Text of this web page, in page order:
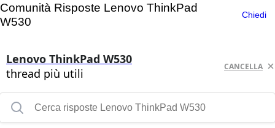
Comunità Risposte Lenovo ThinkPad
W530
Chiedi
Lenovo ThinkPad W530
thread più utili
CANCELLA